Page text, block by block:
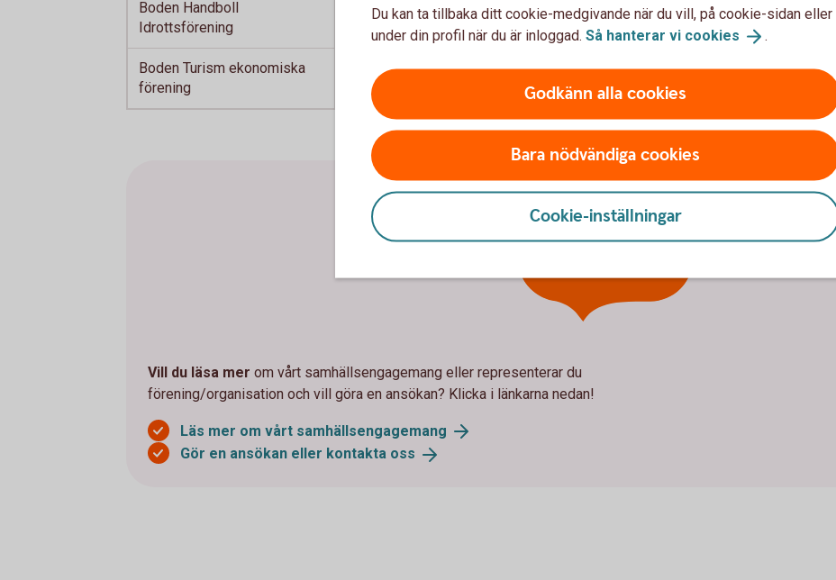
Boden Handboll
Idrottsförening
Förebildsarbete och förutsättningar för damelit i norr 100 000
Boden Turism ekonomiska
förening
Sommarhäng 2026 50 000
Vill du veta
mer?
Vill du läsa mer om vårt samhällsengagemang eller representerar du
förening/organisation och vill göra en ansökan? Klicka i länkarna nedan!
Läs mer om vårt samhällsengagemang
Gör en ansökan eller kontakta oss
Du kan ta tillbaka ditt cookie-medgivande när du vill, på cookie-sidan eller
under din profil när du är inloggad. Så hanterar vi cookies .
Godkänn alla cookies
Bara nödvändiga cookies
Cookie-inställningar